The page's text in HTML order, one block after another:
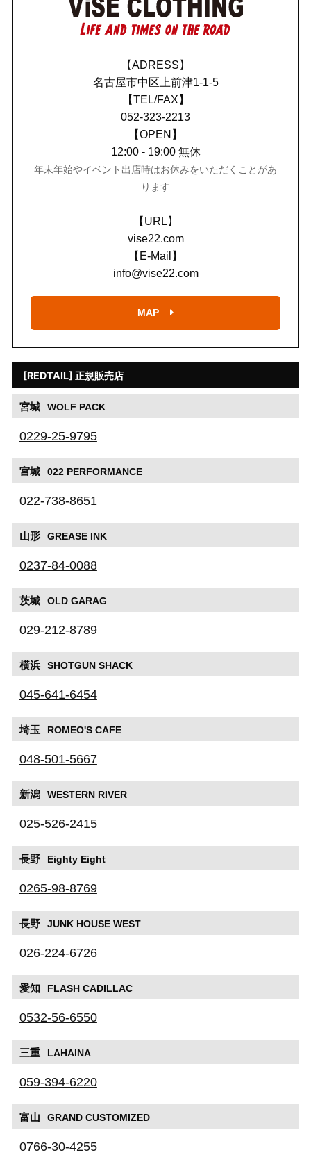
【ADRESS】
名古屋市中区上前津1-1-5
【TEL/FAX】
052-323-2213
【OPEN】
12:00 - 19:00 無休
年末年始やイベント出店時はお休みをいただくことがあ
ります
【URL】
vise22.com
【E-Mail】
info@vise22.com
MAP
[REDTAIL] 正規販売店
宮城 WOLF PACK
0229-25-9795
宮城 022 PERFORMANCE
022-738-8651
山形 GREASE INK
0237-84-0088
茨城 OLD GARAG
029-212-8789
横浜 SHOTGUN SHACK
045-641-6454
埼玉 ROMEO'S CAFE
048-501-5667
新潟 WESTERN RIVER
025-526-2415
長野 Eighty Eight
0265-98-8769
長野 JUNK HOUSE WEST
026-224-6726
愛知 FLASH CADILLAC
0532-56-6550
三重 LAHAINA
059-394-6220
富山 GRAND CUSTOMIZED
0766-30-4255